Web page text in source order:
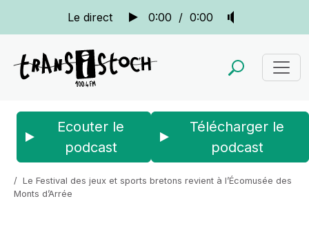
Le direct 0:00 / 0:00
Ecouter le
podcast
Télécharger le
podcast
Le Festival des jeux et sports bretons revient à l’Écomusée des
Monts d’Arrée